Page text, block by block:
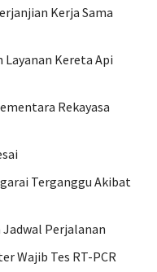
Kerja Sama
Layanan Kereta Api
Rekayasa
Terganggu Akibat
Jadwal Perjalanan
Wajib Tes RT-PCR